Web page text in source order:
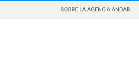
SOBRE LA AGENCIA ANDAR